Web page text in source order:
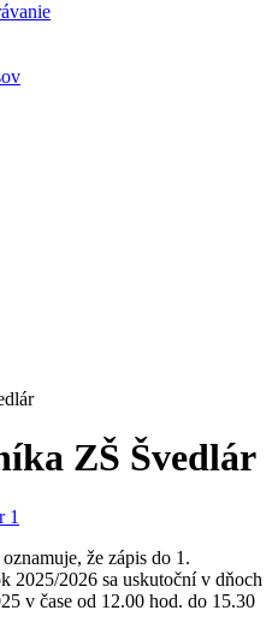
ZŠ Švedlár
že zápis do 1.
2025/2026 sa uskutoční v dňoch
v čase od 12.00 hod. do 15.30